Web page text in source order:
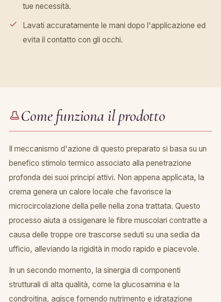
tue necessità.
Lavati accuratamente le mani dopo l'applicazione ed
evita il contatto con gli occhi.
Come funziona il prodotto
Il meccanismo d'azione di questo preparato si basa su un
benefico stimolo termico associato alla penetrazione
profonda dei suoi principi attivi. Non appena applicata, la
crema genera un calore locale che favorisce la
microcircolazione della pelle nella zona trattata. Questo
processo aiuta a ossigenare le fibre muscolari contratte a
causa delle troppe ore trascorse seduti su una sedia da
ufficio, alleviando la rigidità in modo rapido e piacevole.
In un secondo momento, la sinergia di componenti
strutturali di alta qualità, come la glucosamina e la
condroitina, agisce fornendo nutrimento e idratazione